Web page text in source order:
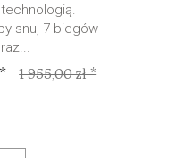
snu, 7 biegów
1 955,00 zł *